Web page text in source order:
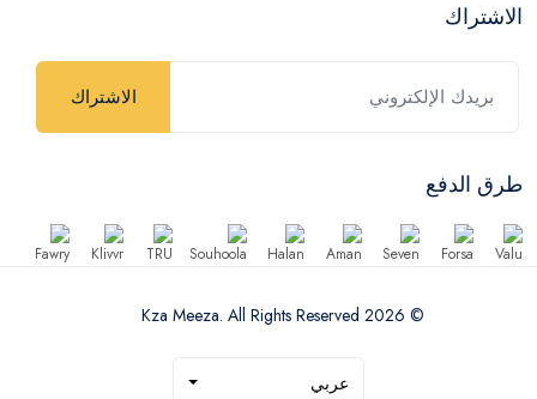
الاشتراك
الاشتراك
طرق الدفع
© 2026 Kza Meeza. All Rights Reserved
عربي